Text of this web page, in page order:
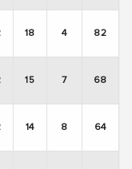
18 4 82
15 7 68
14 8 64